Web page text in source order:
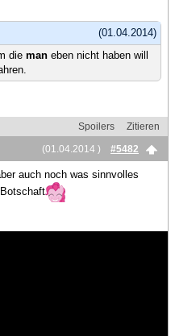
(01.04.2014)
die man eben nicht haben will
Spoilers
Zitieren
(01.04.2014 )
#5482
auch noch was sinnvolles